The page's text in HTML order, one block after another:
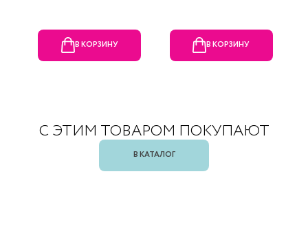
В КОРЗИНУ В КОРЗИНУ
С ЭТИМ ТОВАРОМ ПОКУПАЮТ
В КАТАЛОГ